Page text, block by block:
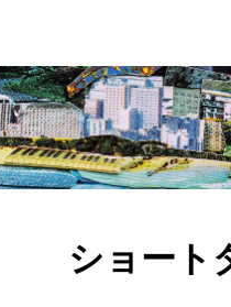
ショート